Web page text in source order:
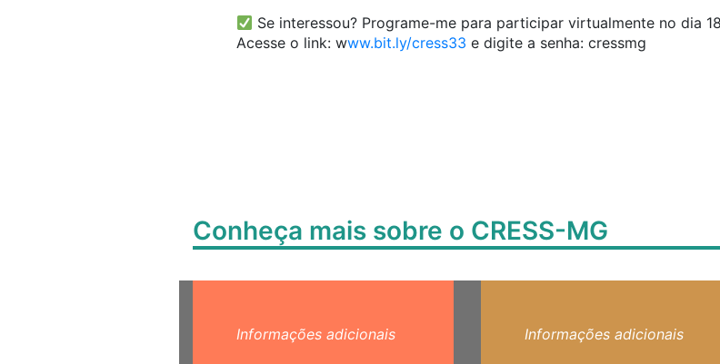
Se interessou? Programe-me para participar virtualmente no dia
Acesse o link: www.bit.ly/cress33 e digite a senha: cressmg
Conheça mais sobre o CRESS-MG
Informações adicionais Informações adicionais